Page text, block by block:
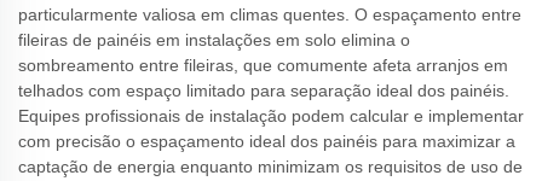
particularmente valiosa em climas quentes. O espaçamento entre
fileiras de painéis em instalações em solo elimina o
sombreamento entre fileiras, que comumente afeta arranjos em
telhados com espaço limitado para separação ideal dos painéis.
Equipes profissionais de instalação podem calcular e implementar
com precisão o espaçamento ideal dos painéis para maximizar a
captação de energia enquanto minimizam os requisitos de uso de